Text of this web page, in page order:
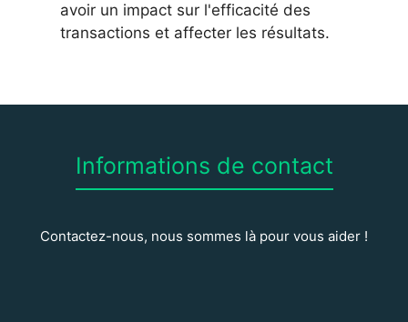
avoir un impact sur l'efficacité des
transactions et affecter les résultats.
Informations de contact
Contactez-nous, nous sommes là pour vous aider !